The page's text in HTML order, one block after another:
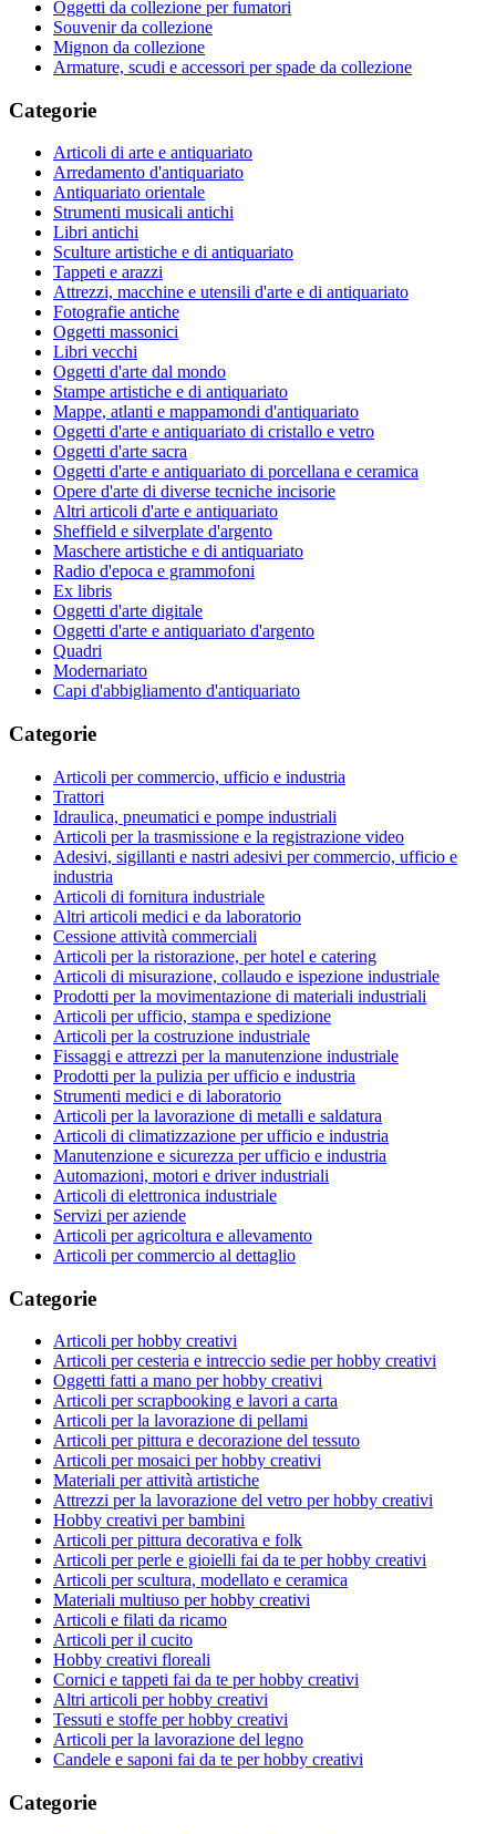
Oggetti da collezione per fumatori
Souvenir da collezione
Mignon da collezione
Armature, scudi e accessori per spade da collezione
Categorie
Articoli di arte e antiquariato
Arredamento d'antiquariato
Antiquariato orientale
Strumenti musicali antichi
Libri antichi
Sculture artistiche e di antiquariato
Tappeti e arazzi
Attrezzi, macchine e utensili d'arte e di antiquariato
Fotografie antiche
Oggetti massonici
Libri vecchi
Oggetti d'arte dal mondo
Stampe artistiche e di antiquariato
Mappe, atlanti e mappamondi d'antiquariato
Oggetti d'arte e antiquariato di cristallo e vetro
Oggetti d'arte sacra
Oggetti d'arte e antiquariato di porcellana e ceramica
Opere d'arte di diverse tecniche incisorie
Altri articoli d'arte e antiquariato
Sheffield e silverplate d'argento
Maschere artistiche e di antiquariato
Radio d'epoca e grammofoni
Ex libris
Oggetti d'arte digitale
Oggetti d'arte e antiquariato d'argento
Quadri
Modernariato
Capi d'abbigliamento d'antiquariato
Categorie
Articoli per commercio, ufficio e industria
Trattori
Idraulica, pneumatici e pompe industriali
Articoli per la trasmissione e la registrazione video
Adesivi, sigillanti e nastri adesivi per commercio, ufficio e
industria
Articoli di fornitura industriale
Altri articoli medici e da laboratorio
Cessione attività commerciali
Articoli per la ristorazione, per hotel e catering
Articoli di misurazione, collaudo e ispezione industriale
Prodotti per la movimentazione di materiali industriali
Articoli per ufficio, stampa e spedizione
Articoli per la costruzione industriale
Fissaggi e attrezzi per la manutenzione industriale
Prodotti per la pulizia per ufficio e industria
Strumenti medici e di laboratorio
Articoli per la lavorazione di metalli e saldatura
Articoli di climatizzazione per ufficio e industria
Manutenzione e sicurezza per ufficio e industria
Automazioni, motori e driver industriali
Articoli di elettronica industriale
Servizi per aziende
Articoli per agricoltura e allevamento
Articoli per commercio al dettaglio
Categorie
Articoli per hobby creativi
Articoli per cesteria e intreccio sedie per hobby creativi
Oggetti fatti a mano per hobby creativi
Articoli per scrapbooking e lavori a carta
Articoli per la lavorazione di pellami
Articoli per pittura e decorazione del tessuto
Articoli per mosaici per hobby creativi
Materiali per attività artistiche
Attrezzi per la lavorazione del vetro per hobby creativi
Hobby creativi per bambini
Articoli per pittura decorativa e folk
Articoli per perle e gioielli fai da te per hobby creativi
Articoli per scultura, modellato e ceramica
Materiali multiuso per hobby creativi
Articoli e filati da ricamo
Articoli per il cucito
Hobby creativi floreali
Cornici e tappeti fai da te per hobby creativi
Altri articoli per hobby creativi
Tessuti e stoffe per hobby creativi
Articoli per la lavorazione del legno
Candele e saponi fai da te per hobby creativi
Categorie